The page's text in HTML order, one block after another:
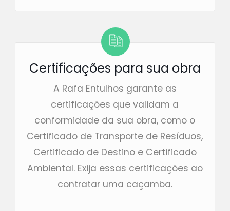
Certificações para sua obra
A Rafa Entulhos garante as
certificações que validam a
conformidade da sua obra, como o
Certificado de Transporte de Resíduos,
Certificado de Destino e Certificado
Ambiental. Exija essas certificações ao
contratar uma caçamba.